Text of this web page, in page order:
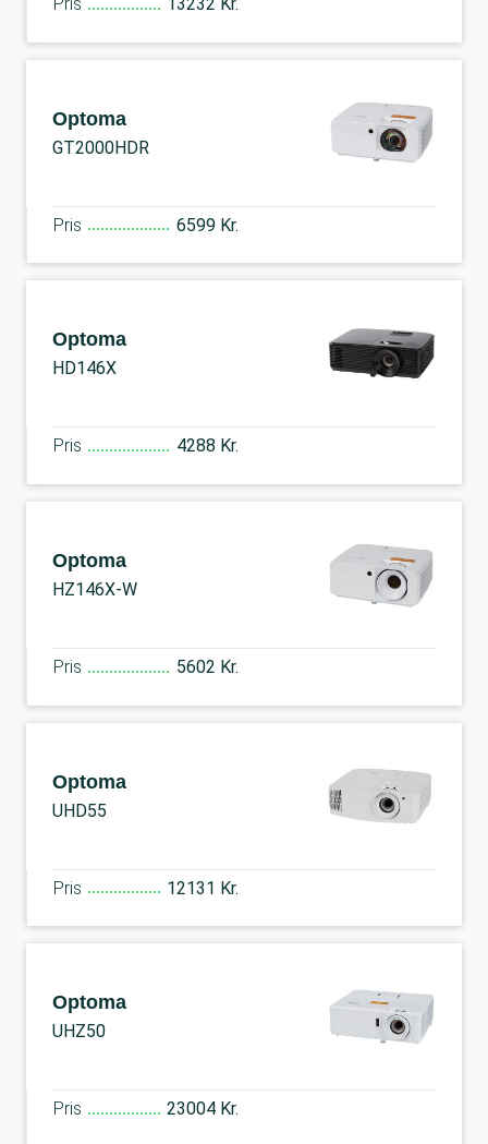
Optoma
GT2000HDR
Pris 6599 Kr.
Optoma
HD146X
Pris 4288 Kr.
Optoma
HZ146X-W
Pris 5602 Kr.
Optoma
UHD55
Pris 12131 Kr.
Optoma
UHZ50
Pris 23004 Kr.